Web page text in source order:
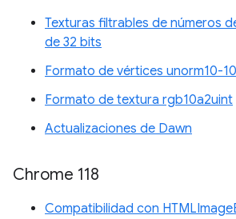
Texturas filtrables de números
de 32 bits
Formato de vértices unorm10-
Formato de textura rgb10a2uint
Actualizaciones de Dawn
Chrome 118
Compatibilidad con